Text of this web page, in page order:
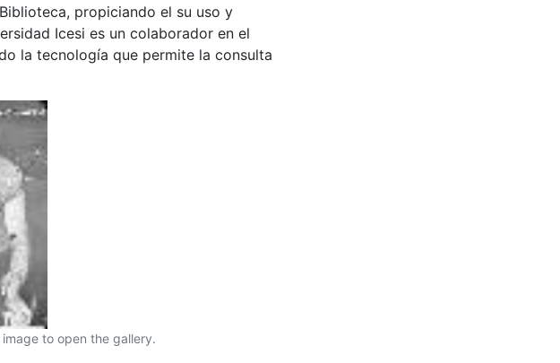
propiciando el su uso y
Icesi es un colaborador en el
la tecnología que permite la consulta
to open the gallery.